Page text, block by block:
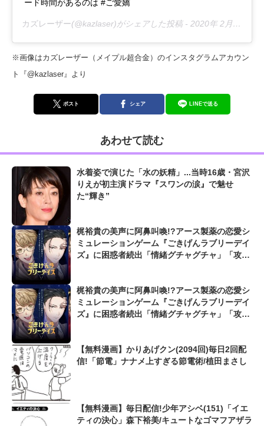
ード時間があるのは #ご愛嬌
カズレーザー(@kazlaser)がシェアした投稿 - 2020年 2月月17日午前7時22分PST
※画像はカズレーザー（メイプル超合金）のインスタグラムアカウン
ト『@kazlaser』より
ポスト シェア LINEで送る
あわせて読む
水着姿で演じた「水の妖精」...当時16歳・宮沢
りえが初主演ドラマ『スワンの涙』で魅せ
た“輝き”
梶裕貴の美声に阿鼻叫喚!?アース製薬の恋愛シ
ミュレーションゲーム『ごきげんラブリーデイ
ズ』に困惑者続出「情緒グチャグチャ」「攻め
梶裕貴の美声に阿鼻叫喚!?アース製薬の恋愛シ
ミュレーションゲーム『ごきげんラブリーデイ
ズ』に困惑者続出「情緒グチャグチャ」「攻め
【無料漫画】かりあげクン(2094回)毎日2回配
信!「節電」ナナメ上すぎる節電術/植田まさし
【無料漫画】毎日配信!少年アシベ(151)「イエ
ティの決心」森下裕美/キュートなゴマフアザラ